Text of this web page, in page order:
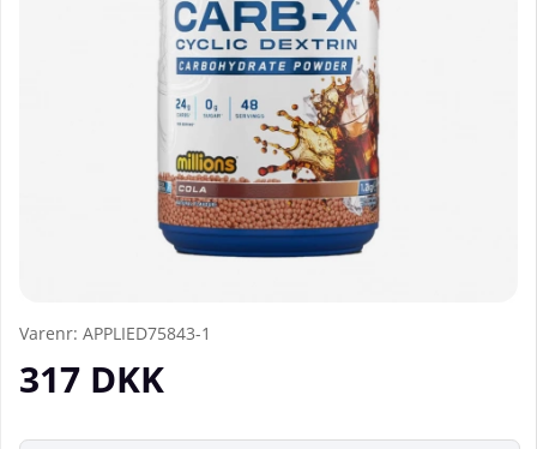
Varenr: APPLIED75843-1
317 DKK